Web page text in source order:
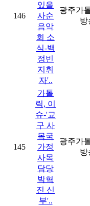
146
있을
사순
음악
회 소
식-백
정빈
지휘
자'..
광주가
방
145
가톨
릭, 이
슈-'교
구 사
목국
가정
사목
담당
박혁
진 신
부'..
광주가
방